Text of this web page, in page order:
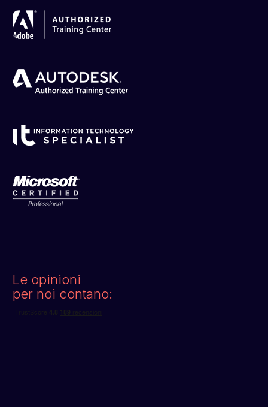
Le opinioni
per noi contano: